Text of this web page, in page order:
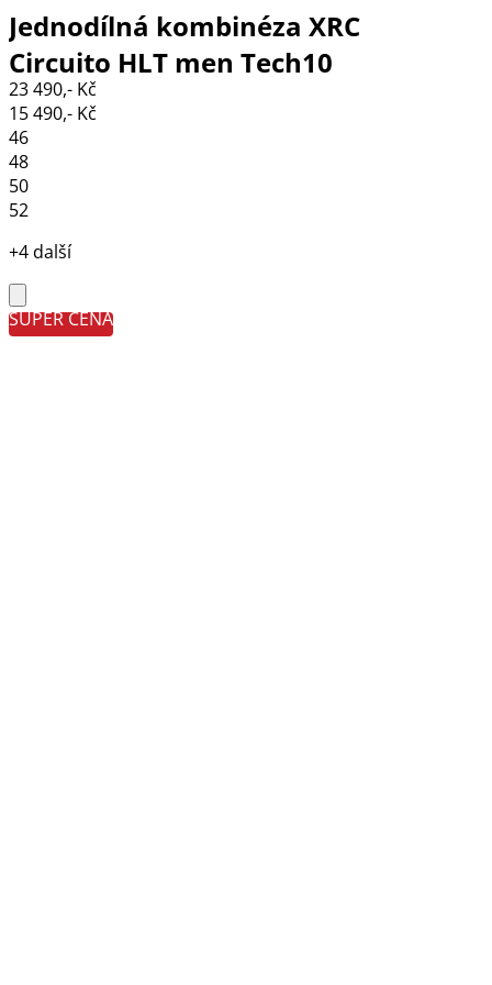
Jednodílná kombinéza XRC
Circuito HLT men Tech10
black/white/fluo
23 490,- Kč
15 490,- Kč
46
48
50
52
+4 další
SUPER CENA